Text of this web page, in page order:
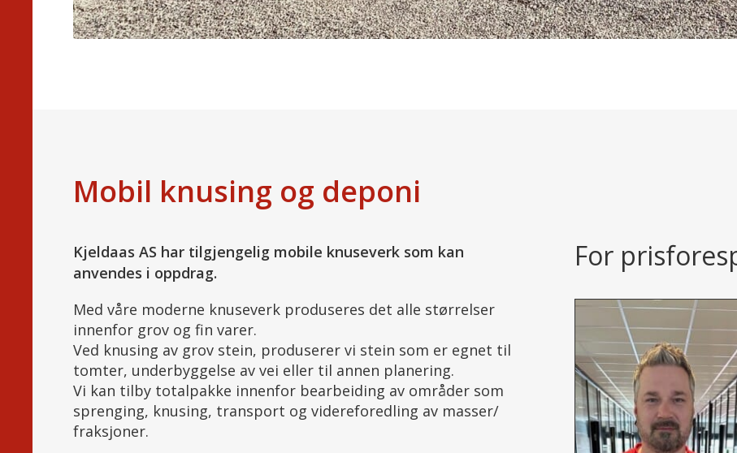
Mobil knusing og deponi
Kjeldaas AS har tilgjengelig mobile knuseverk som kan
anvendes i oppdrag.
Med våre moderne knuseverk produseres det alle størrelser
innenfor grov og fin varer.
Ved knusing av grov stein, produserer vi stein som er egnet til
tomter, underbyggelse av vei eller til annen planering.
Vi kan tilby totalpakke innenfor bearbeiding av områder som
sprenging, knusing, transport og videreforedling av masser/
fraksjoner.
For